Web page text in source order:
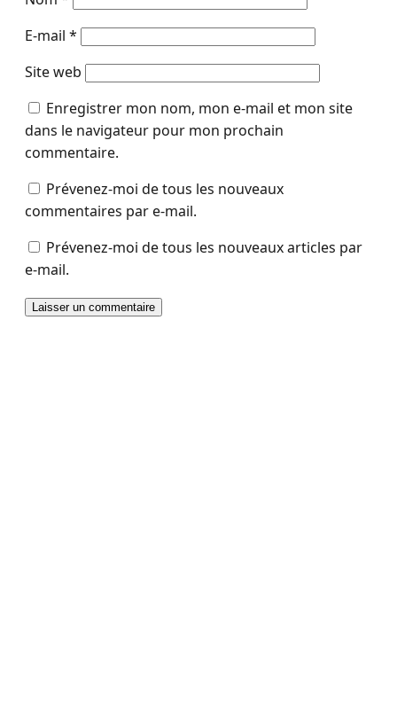
E-mail *
Site web
Enregistrer mon nom, mon e-mail et mon site
dans le navigateur pour mon prochain
commentaire.
Prévenez-moi de tous les nouveaux
commentaires par e-mail.
Prévenez-moi de tous les nouveaux articles par
e-mail.